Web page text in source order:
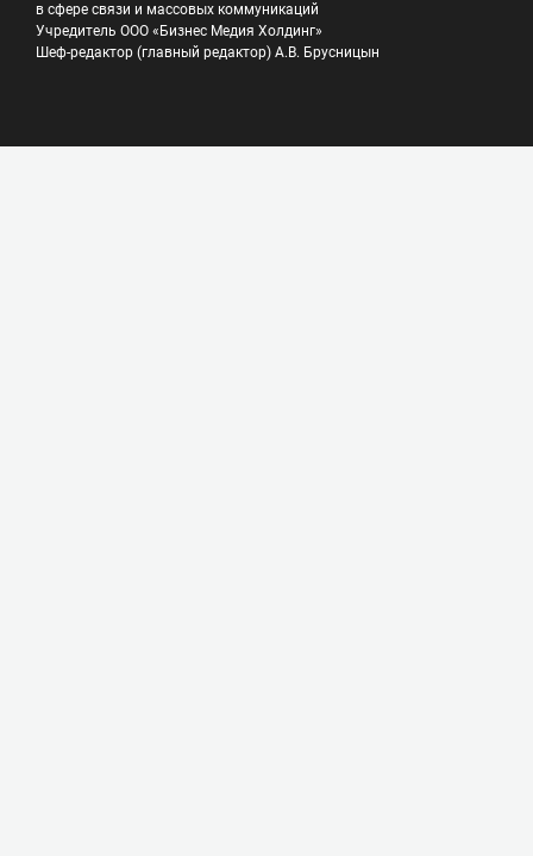
в сфере связи и массовых коммуникаций
Учредитель ООО «Бизнес Медия Холдинг»
Шеф-редактор (главный редактор) А.В. Брусницын